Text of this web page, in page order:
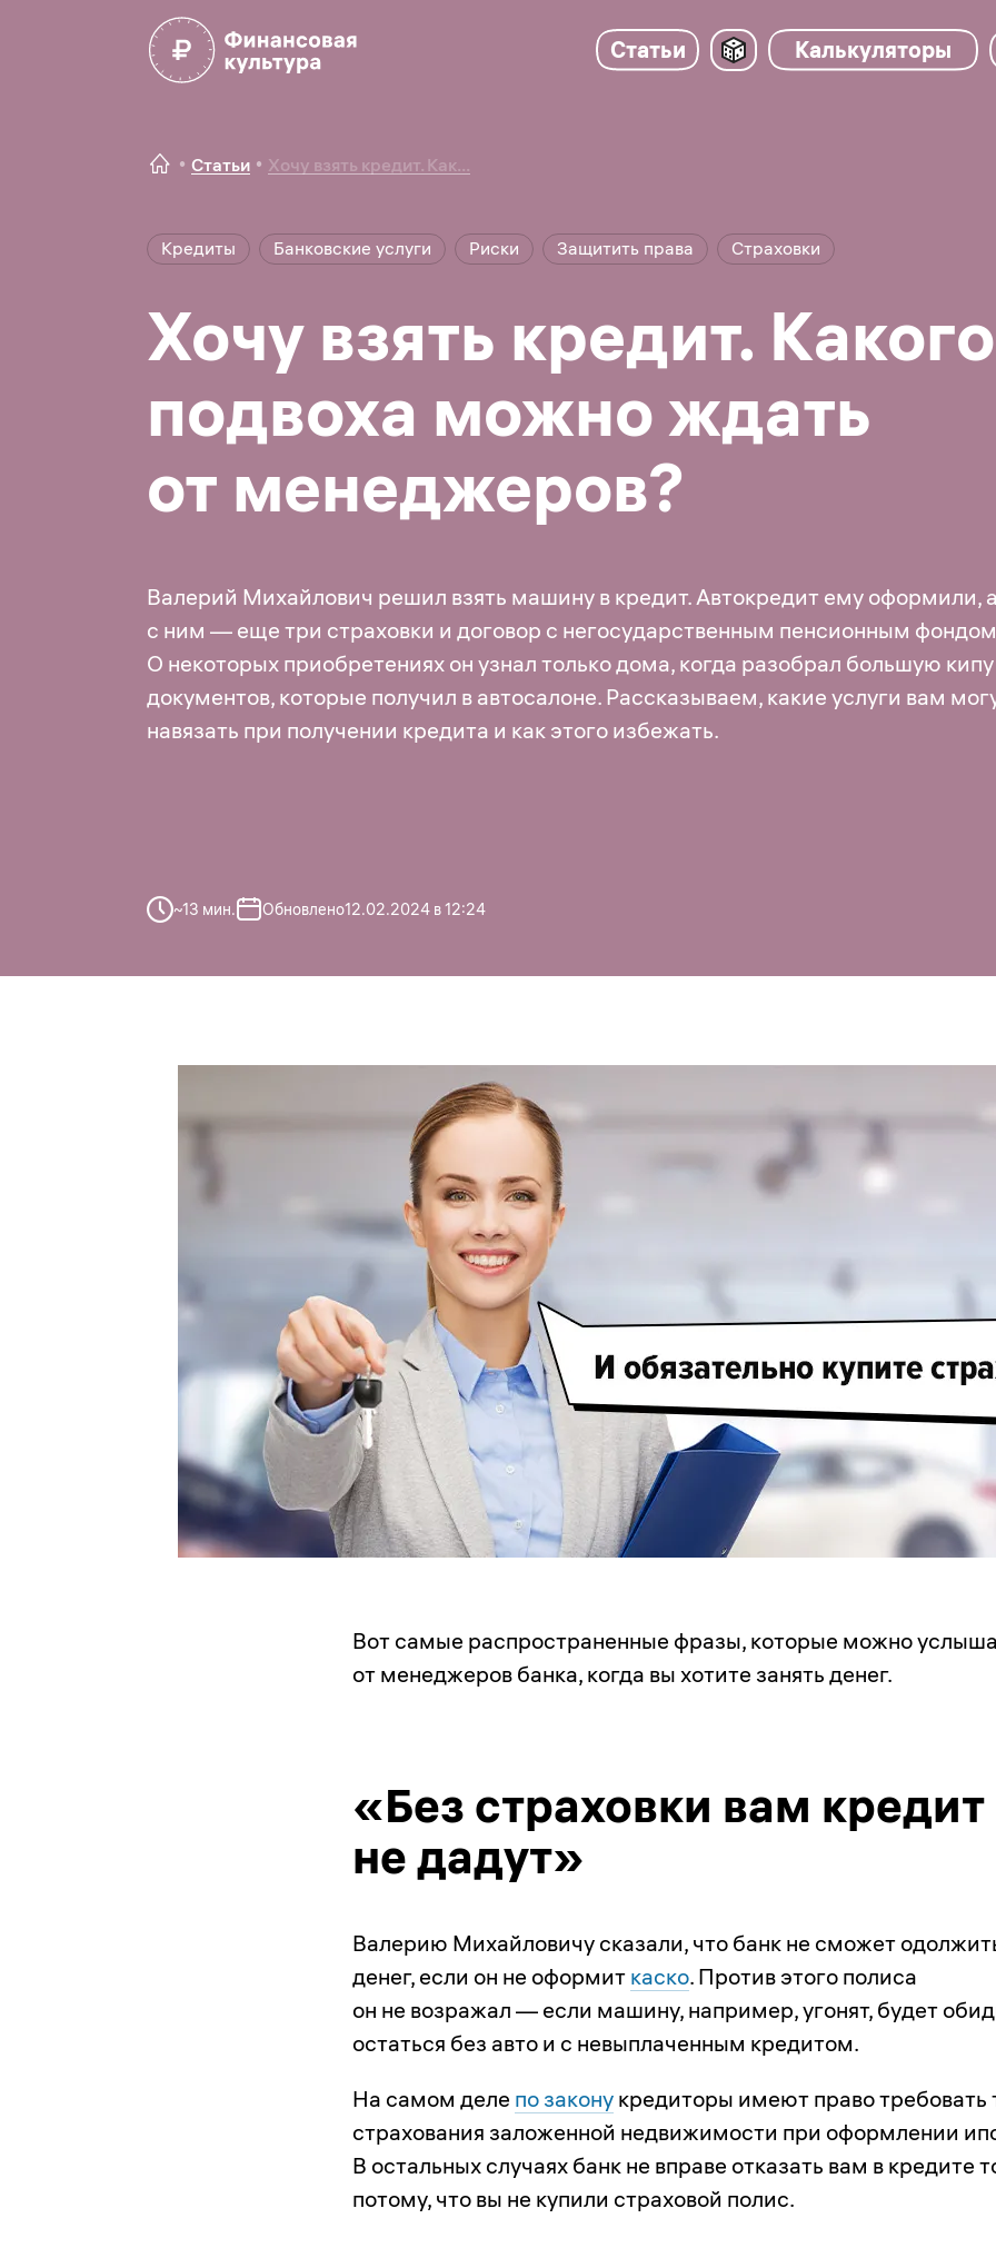
Статьи Калькуляторы
Статьи Хочу взять кредит. Как...
Кредиты Банковские услуги Риски Защитить права Страховки
Хочу взять кредит. Какого
подвоха можно ждать
от менеджеров?
Валерий Михайлович решил взять машину в кредит. Автокредит ему оформили,
с ним — еще три страховки и договор с негосударственным пенсионным
О некоторых приобретениях он узнал только дома, когда разобрал большую кипу
документов, которые получил в автосалоне. Рассказываем, какие услуги вам
навязать при получении кредита и как этого избежать.
~13 мин. Обновлено12.02.2024 в 12:24
Вот самые распространенные фразы, которые можно
от менеджеров банка, когда вы хотите занять денег.
«Без страховки вам кредит
не дадут»
Валерию Михайловичу сказали, что банк не сможет
денег, если он не оформит каско. Против этого полиса
он не возражал — если машину, например, угонят, будет
остаться без авто и с невыплаченным кредитом.
На самом деле по закону кредиторы имеют право требовать
страхования заложенной недвижимости при оформлении
В остальных случаях банк не вправе отказать вам в кредите
потому, что вы не купили страховой полис.